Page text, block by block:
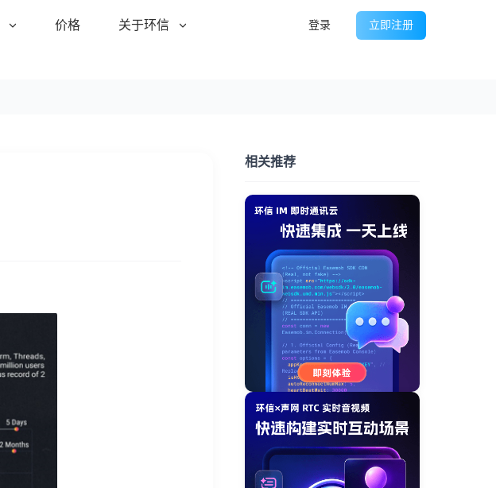
价格 关于环信 登录 立即注册
相关推荐